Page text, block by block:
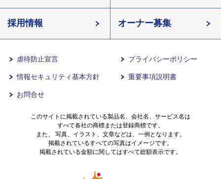
長野県 愛知県
滋賀県 兵庫県
イリーゼが選ばれる理由
一日の流れ
介護用語をわかりやすく説明
有料老人ホームとは
有料老人ホームを選ぶ時のポイント
介護費用とお金について
採用情報 オーナー募集
虐待防止宣言 プライバシーポリシー
情報セキュリティ基本方針 重要事項説明書
お問合せ
このサイトに掲載されている製品名、会社名、サービス名は
すべて各社の商標または登録商標です。
また、 写真、イラスト、文章などは、一例となります。
掲載されているすべての写真はイメージです。
掲載されている金額に関してはすべて総額表示です。